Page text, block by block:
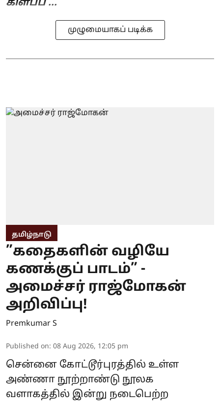
கிளப்ப ...
முழுமையாகப் படிக்க
தமிழ்நாடு
”கதைகளின் வழியே
கணக்குப் பாடம்” -
அமைச்சர் ராஜ்மோகன்
அறிவிப்பு!
Premkumar S
Published on: 08 Aug 2026, 12:05 pm
சென்னை கோட்டூர்புரத்தில் உள்ள
அண்ணா நூற்றாண்டு நூலக
வளாகத்தில் இன்று நடைபெற்ற